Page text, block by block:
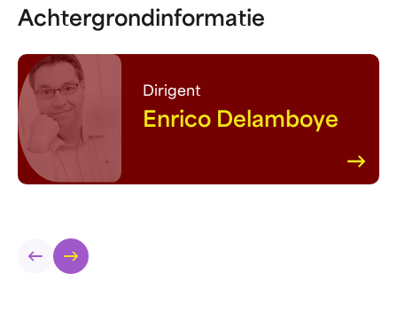
Achtergrondinformatie
Dirigent
Enrico Delamboye